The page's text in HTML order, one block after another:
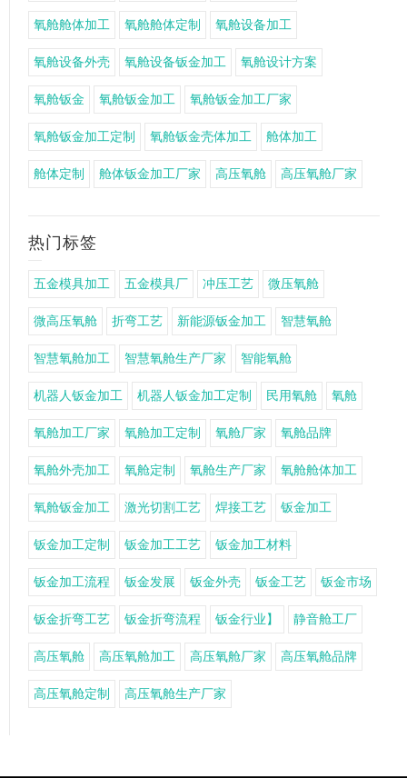
氧舱舱体加工 氧舱舱体定制 氧舱设备加工
氧舱设备外壳 氧舱设备钣金加工 氧舱设计方案
氧舱钣金 氧舱钣金加工 氧舱钣金加工厂家
氧舱钣金加工定制 氧舱钣金壳体加工 舱体加工
舱体定制 舱体钣金加工厂家 高压氧舱 高压氧舱厂家
热门标签
五金模具加工 五金模具厂 冲压工艺 微压氧舱
微高压氧舱 折弯工艺 新能源钣金加工 智慧氧舱
智慧氧舱加工 智慧氧舱生产厂家 智能氧舱
机器人钣金加工 机器人钣金加工定制 民用氧舱 氧舱
氧舱加工厂家 氧舱加工定制 氧舱厂家 氧舱品牌
氧舱外壳加工 氧舱定制 氧舱生产厂家 氧舱舱体加工
氧舱钣金加工 激光切割工艺 焊接工艺 钣金加工
钣金加工定制 钣金加工工艺 钣金加工材料
钣金加工流程 钣金发展 钣金外壳 钣金工艺 钣金市场
钣金折弯工艺 钣金折弯流程 钣金行业】 静音舱工厂
高压氧舱 高压氧舱加工 高压氧舱厂家 高压氧舱品牌
高压氧舱定制 高压氧舱生产厂家